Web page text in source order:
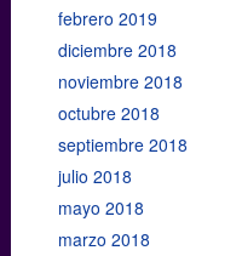
febrero 2019
diciembre 2018
noviembre 2018
octubre 2018
septiembre 2018
julio 2018
mayo 2018
marzo 2018